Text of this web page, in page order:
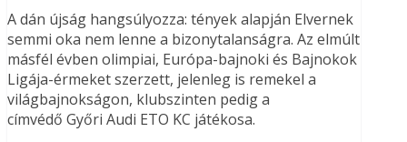
A dán újság hangsúlyozza: tények alapján Elvernek
semmi oka nem lenne a bizonytalanságra. Az elmúlt
másfél évben olimpiai, Európa-bajnoki és Bajnokok
Ligája-érmeket szerzett, jelenleg is remekel a
világbajnokságon, klubszinten pedig a
címvédő Győri Audi ETO KC játékosa.